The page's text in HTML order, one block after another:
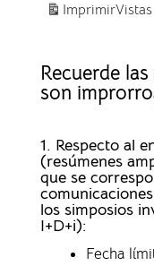
ImprimirVistas
Recuerde
son
1. Respecto al
(resúmenes
que se
los simposios
I+D+i):
Fecha